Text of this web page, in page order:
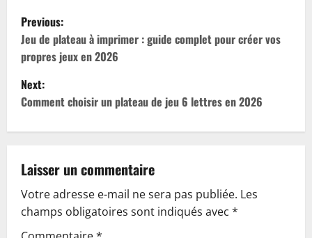
P
o
s
t
n
a
v
i
Previous:
Jeu de plateau à imprimer : guide complet pour créer vos
propres jeux en 2026
Next:
Comment choisir un plateau de jeu 6 lettres en 2026
Laisser un commentaire
Votre adresse e-mail ne sera pas publiée. Les
champs obligatoires sont indiqués avec *